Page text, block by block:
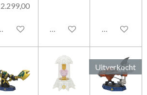
winkelwagen Houd mij op de hoogte
Houd mij op
Uitverkocht